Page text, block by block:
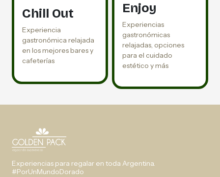
Chill Out
Experiencia
gastronómica relajada
en los mejores bares y
cafeterías
Enjoy
Experiencias
gastronómicas
relajadas, opciones
para el cuidado
estético y más
Experiencias para regalar en toda Argentina.
#PorUnMundoDorado